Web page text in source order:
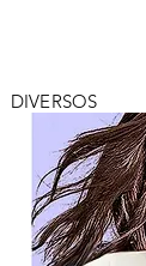
DIVERSOS